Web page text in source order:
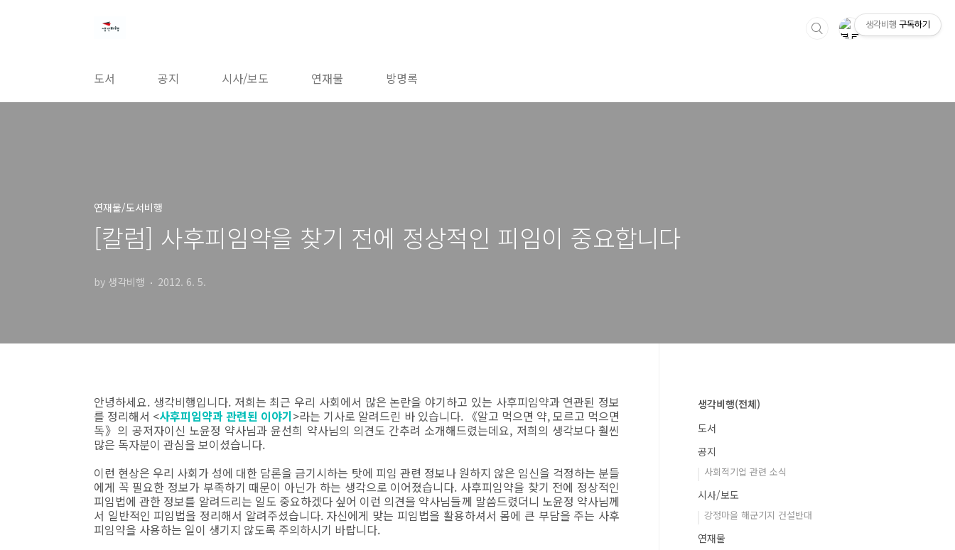
도서 공지 시사/보도 연재물 방명록
연재물/도서비행
[칼럼] 사후피임약을 찾기 전에 정상적인 피임이 중요합니다
by 생각비행 2012. 6. 5.
안녕하세요. 생각비행입니다. 저희는 최근 우리 사회에서 많은 논란을 야기하고 있는 사후피임약과 연관된 정보
를 정리해서 <사후피임약과 관련된 이야기>라는 기사로 알려드린 바 있습니다. 《알고 먹으면 약, 모르고 먹으면
독》의 공저자이신 노윤정 약사님과 윤선희 약사님의 의견도 간추려 소개해드렸는데요, 저희의 생각보다 훨씬
많은 독자분이 관심을 보이셨습니다.
이런 현상은 우리 사회가 성에 대한 담론을 금기시하는 탓에 피임 관련 정보나 원하지 않은 임신을 걱정하는 분들
에게 꼭 필요한 정보가 부족하기 때문이 아닌가 하는 생각으로 이어졌습니다. 사후피임약을 찾기 전에 정상적인
피임법에 관한 정보를 알려드리는 일도 중요하겠다 싶어 이런 의견을 약사님들께 말씀드렸더니 노윤정 약사님께
서 일반적인 피임법을 정리해서 알려주셨습니다. 자신에게 맞는 피임법을 활용하셔서 몸에 큰 부담을 주는 사후
피임약을 사용하는 일이 생기지 않도록 주의하시기 바랍니다.
생각비행(전체)
도서
공지
사회적기업 관련 소식
시사/보도
강정마을 해군기지 건설반대
연재물
생각비행 구독하기